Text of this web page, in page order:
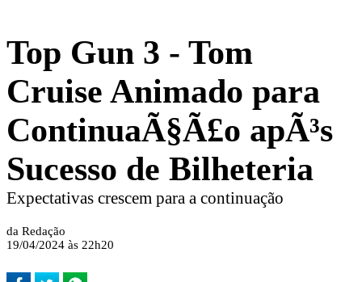
Top Gun 3 - Tom
Cruise Animado para
ContinuaÃ§Ã£o apÃ³s
Sucesso de Bilheteria
Expectativas crescem para a continuação
da Redação
19/04/2024 às 22h20